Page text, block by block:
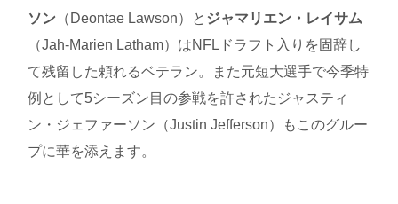
ソン （Deontae Lawson）と ジャマリエン・レイサム
（Jah-Marien Latham）はNFLドラフト入りを固辞し
て残留した頼れるベテラン。また元短大選手で今季特
例として5シーズン目の参戦を許されたジャスティ
ン・ジェファーソン（Justin Jefferson）もこのグルー
プに華を添えます。